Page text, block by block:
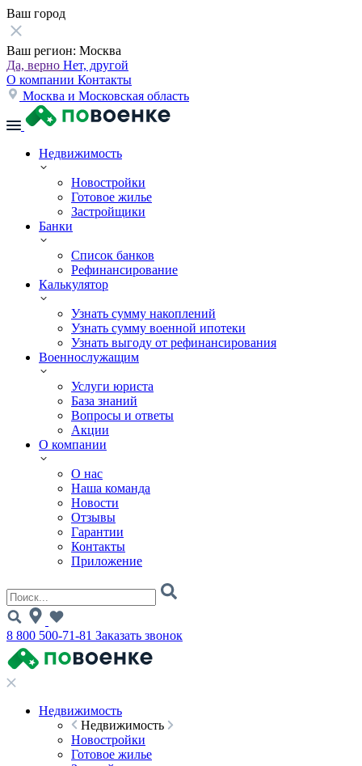
Ваш город
Ваш регион: Москва
Да, верно Нет, другой
О компании Контакты
Москва и Московская область
Недвижимость
Новостройки
Готовое жилье
Застройщики
Банки
Список банков
Рефинансирование
Калькулятор
Узнать сумму накоплений
Узнать сумму военной ипотеки
Узнать выгоду от рефинансирования
Военнослужащим
Услуги юриста
База знаний
Вопросы и ответы
Акции
О компании
О нас
Наша команда
Новости
Отзывы
Гарантии
Контакты
Приложение
8 800 500-71-81 Заказать звонок
Недвижимость
Недвижимость
Новостройки
Готовое жилье